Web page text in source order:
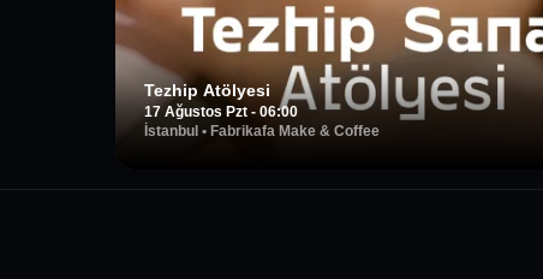
Tezhip Atölyesi
17 Ağustos Pzt - 06:00
İstanbul • Fabrikafa Make & Coffee